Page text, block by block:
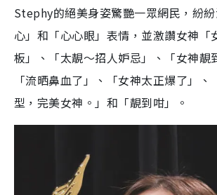
Stephy的絕美身姿驚艷一眾網民，紛
心」和「心心眼」表情，並激讚女神「
板」、「太靚～招人妒忌」、「女神靚
「流晒鼻血了」、「女神太正爆了」、
型，完美女神。」和「靚到咁」。